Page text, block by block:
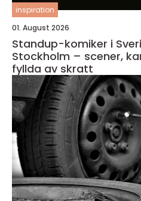
inspiration
01. August 2026
Standup-komiker i
Stockholm – scener,
fyllda av skratt